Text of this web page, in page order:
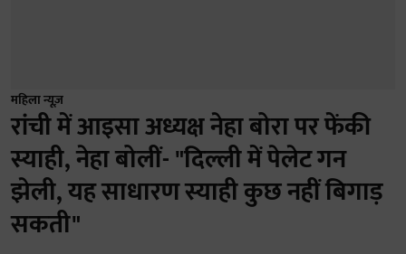
महिला न्यूज़
रांची में आइसा अध्यक्ष नेहा बोरा पर फेंकी
स्याही, नेहा बोलीं- "दिल्ली में पेलेट गन
झेली, यह साधारण स्याही कुछ नहीं बिगाड़
सकती"